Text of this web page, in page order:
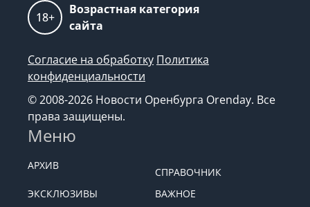
18+
Возрастная категория
сайта
Согласие на обработку Политика
конфиденциальности
© 2008-2026 Новости Оренбурга Orenday. Все
права защищены.
Меню
АРХИВ
СПРАВОЧНИК
ЭКСКЛЮЗИВЫ
ВАЖНОЕ